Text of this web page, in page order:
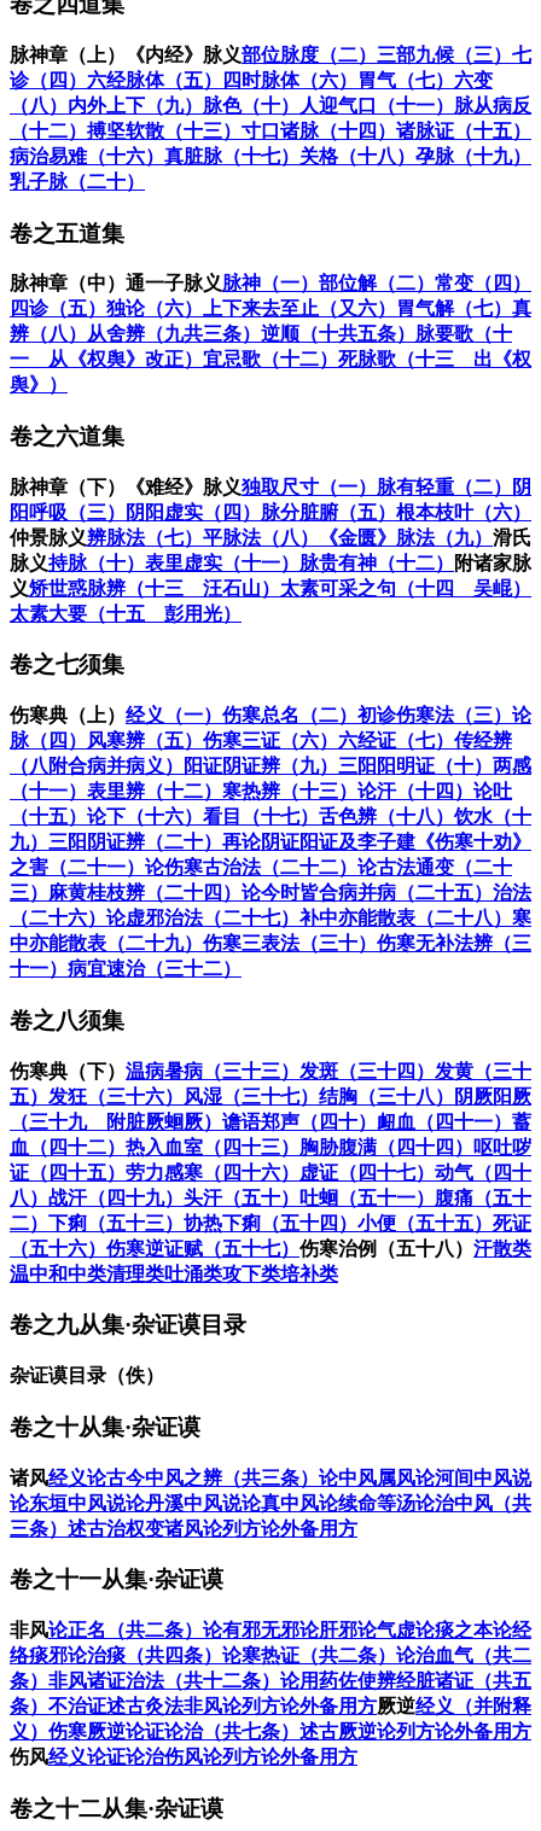
脉神章（上） 《内经》脉义部位脉度（二） 三部九候（三） 七
诊（四） 六经脉体（五） 四时脉体（六） 胃气（七） 六变
（八） 内外上下（九） 脉色（十） 人迎气口（十一） 脉从病反
（十二） 搏坚软散（十三） 寸口诸脉（十四） 诸脉证（十五）
病治易难（十六） 真脏脉（十七） 关格（十八） 孕脉（十九）
乳子脉（二十）
卷之五道集
脉神章（中） 通一子脉义脉神（一） 部位解（二） 常变（四）
四诊（五） 独论（六） 上下来去至止（又六） 胃气解（七） 真
辨（八）
从舍辨（九共三条） 逆顺（十共五条） 脉要歌（十
一 从《权舆》改正） 宜忌歌（十二） 死脉歌（十三 出《权
舆》）
卷之六道集
脉神章（下） 《难经》脉义独取尺寸（一） 脉有轻重（二）
阴
阳呼吸（三）
阴阳虚实（四） 脉分脏腑（五） 根本枝叶（六）
仲景脉义辨脉法（七） 平脉法（八） 《金匮》脉法（九） 滑氏
脉义持脉（十） 表里虚实（十一） 脉贵有神（十二）
附诸家脉
义矫世惑脉辨（十三 汪石山） 太素可采之句（十四 吴崐）
太素大要（十五 彭用光）
卷之七须集
伤寒典（上） 经义（一） 伤寒总名（二） 初诊伤寒法（三） 论
脉（四）
风寒辨（五） 伤寒三证（六） 六经证（七） 传经辨
（八附合病并病义）
阳证阴证辨（九） 三阳阳明证（十） 两感
（十一） 表里辨（十二） 寒热辨（十三） 论汗（十四） 论吐
（十五） 论下（十六） 看目（十七） 舌色辨（十八）饮水（十
九） 三阳阴证辨（二十） 再论阴证阳证及李子建《伤寒十劝》
之害（二十一） 论伤寒古治法（二十二） 论古法通变（二十
三） 麻黄桂枝辨（二十四） 论今时皆合病并病（二十五） 治法
（二十六） 论虚邪治法（二十七） 补中亦能散表（二十八） 寒
中亦能散表（二十九） 伤寒三表法（三十） 伤寒无补法辨（三
十一） 病宜速治（三十二）
卷之八须集
伤寒典（下） 温病暑病（三十三） 发斑（三十四） 发黄（三十
五） 发狂（三十六） 风湿（三十七） 结胸（三十八）
阴厥阳厥
（三十九 附脏厥蛔厥） 谵语郑声（四十） 衄血（四十一） 蓄
血（四十二） 热入血室（四十三） 胸胁腹满（四十四）
呕吐哕
证（四十五） 劳力感寒（四十六） 虚证（四十七） 动气（四十
八） 战汗（四十九） 头汗（五十） 吐蛔（五十一） 腹痛（五十
二） 下痢（五十三） 协热下痢（五十四） 小便（五十五） 死证
（五十六） 伤寒逆证赋（五十七） 伤寒治例（五十八） 汗散类
温中和中类清理类吐涌类攻下类培补类
卷之九从集·杂证谟目录
杂证谟目录（佚）
卷之十从集·杂证谟
诸风经义论古今中风之辨（共三条） 论中风属风论河间中风说
论东垣中风说论丹溪中风说论真中风论续命等汤论治中风（共
三条） 述古治权变诸风论列方论外备用方
卷之十一从集·杂证谟
非风论正名（共二条） 论有邪无邪论肝邪论气虚论痰之本论经
络痰邪论治痰（共四条） 论寒热证（共二条） 论治血气（共二
条） 非风诸证治法（共十二条） 论用药佐使辨经脏诸证（共五
条） 不治证述古灸法非风论列方论外备用方厥逆经义（并附释
义） 伤寒厥逆论证论治（共七条） 述古厥逆论列方论外备用方
伤风经义论证论治伤风论列方论外备用方
卷之十二从集·杂证谟